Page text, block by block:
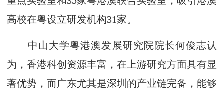
高校在粤设立研发机构31家。
中山大学粤港澳发展研究院院长何俊志认
为，香港科创资源丰富，在上游研究方面具有显
著优势，而广东尤其是深圳的产业链完备，能够